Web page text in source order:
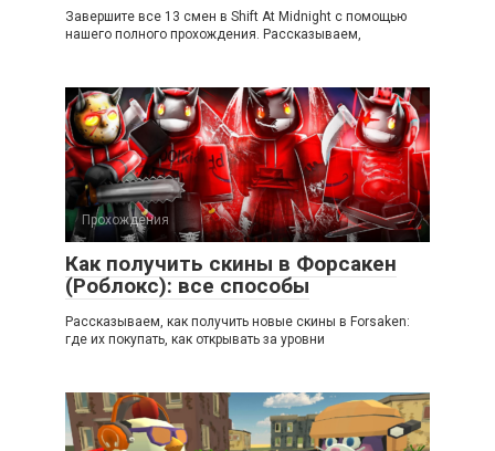
Завершите все 13 смен в Shift At Midnight с помощью
нашего полного прохождения. Рассказываем,
Прохождения
Как получить скины в Форсакен
(Роблокс): все способы
Рассказываем, как получить новые скины в Forsaken:
где их покупать, как открывать за уровни